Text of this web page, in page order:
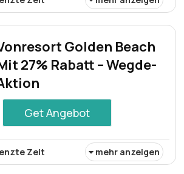
Preis-Leistungs-Verhältnis für ein
im Herzen der Stadt.
Golden Beach
27% Rabatt – Wegde-
Get Angebot
Zeit mehr anzeigen